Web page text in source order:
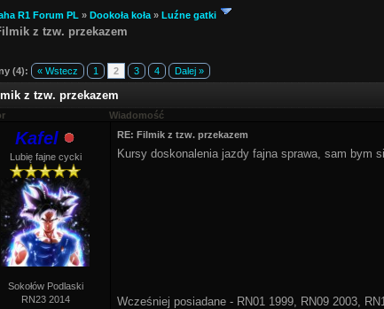
R1 Forum PL » Dookoła koła » Luźne gatki
z tzw. przekazem
(4): « Wstecz 1 2 3 4 Dalej »
z tzw. przekazem
Wiadomość
Kafel
Lubię fajne cycki
Sokołów Podlaski
RN23 2014
RE: Filmik z tzw. przekazem
Kursy doskonalenia jazdy fajna sprawa, sam bym
Wcześniej posiadane - RN01 1999, RN09 2003,